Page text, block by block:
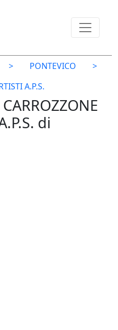
> PONTEVICO
>
A.P.S.
di